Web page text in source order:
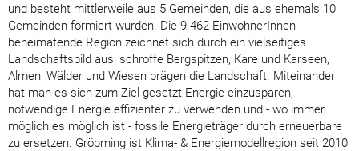
und besteht mittlerweile aus 5 Gemeinden, die aus ehemals 10
Gemeinden formiert wurden. Die 9.462 EinwohnerInnen
beheimatende Region zeichnet sich durch ein vielseitiges
Landschaftsbild aus: schroffe Bergspitzen, Kare und Karseen,
Almen, Wälder und Wiesen prägen die Landschaft. Miteinander
hat man es sich zum Ziel gesetzt Energie einzusparen,
notwendige Energie effizienter zu verwenden und - wo immer
möglich es möglich ist - fossile Energieträger durch erneuerbare
zu ersetzen. Gröbming ist Klima- & Energiemodellregion seit 2010